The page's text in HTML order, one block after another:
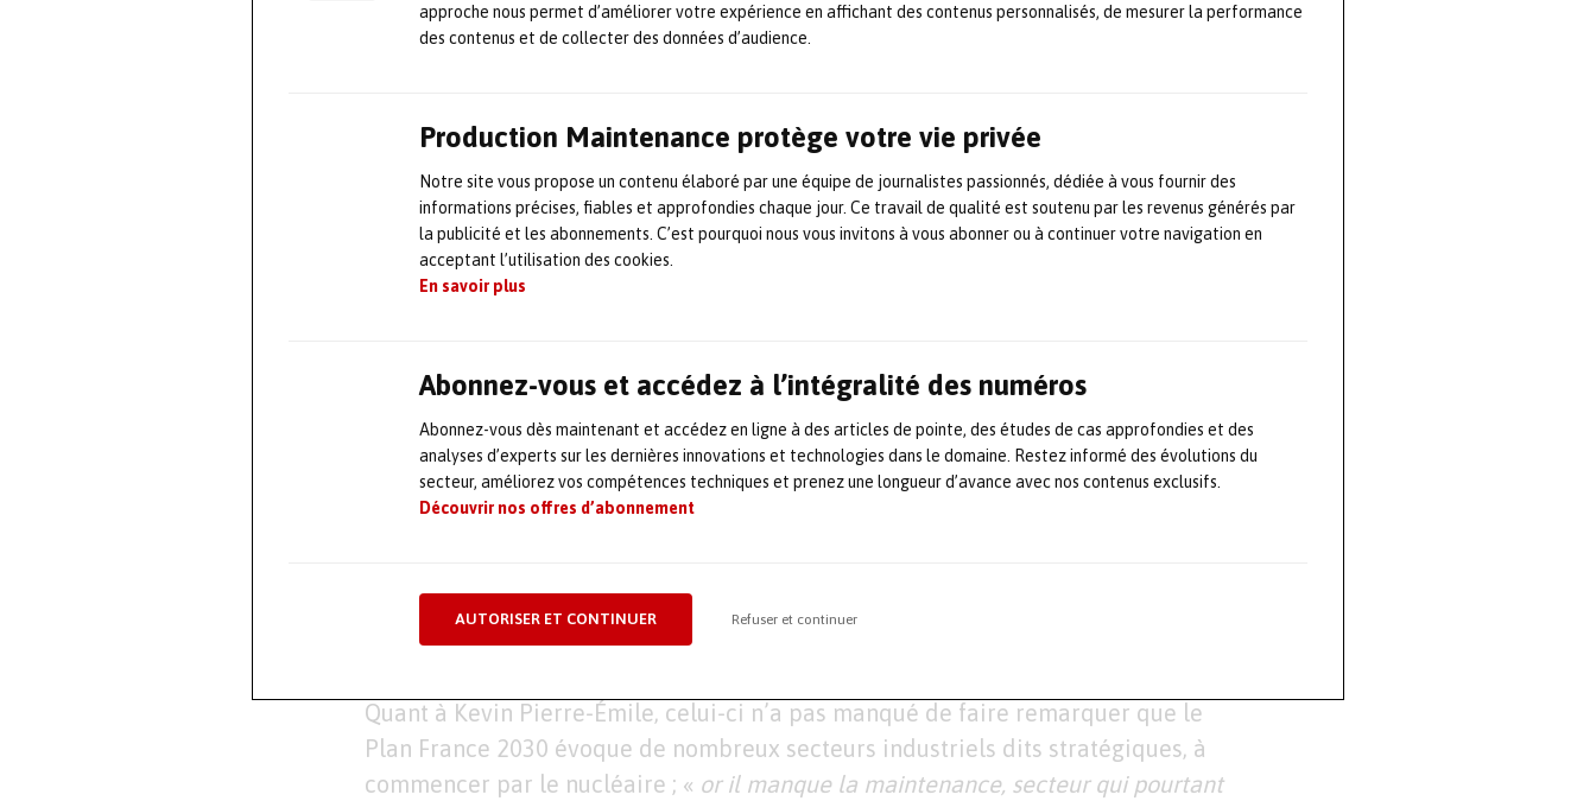
approche nous permet d’améliorer votre expérience en affichant des contenus personnalisés, de mesurer la performance
des contenus et de collecter des données d’audience.
Production Maintenance protège votre vie privée
Notre site vous propose un contenu élaboré par une équipe de journalistes passionnés, dédiée à vous fournir des
informations précises, fiables et approfondies chaque jour. Ce travail de qualité est soutenu par les revenus générés par
la publicité et les abonnements. C’est pourquoi nous vous invitons à vous abonner ou à continuer votre navigation en
acceptant l’utilisation des cookies.
En savoir plus
Abonnez-vous et accédez à l’intégralité des numéros
Abonnez-vous dès maintenant et accédez en ligne à des articles de pointe, des études de cas approfondies et des
analyses d’experts sur les dernières innovations et technologies dans le domaine. Restez informé des évolutions du
secteur, améliorez vos compétences techniques et prenez une longueur d’avance avec nos contenus exclusifs.
Découvrir nos offres d’abonnement
AUTORISER ET CONTINUER Refuser et continuer
consacré au réseautage.
Kevin Pierre-Émile (également président de Fives Maintenance), président de
l’organisation qui a vu le jour au printemps de cette année. Ceux-ci feront ainsi
l’objet d’axes stratégiques et de réflexion sous la forme de commission de
travail.
souveraineté économique
Tour à tour, plusieurs intervenants tels que Jean-Jacques Enrich (de Valouy
Conseil) et Joël Serres (Airbus) ont pris la parole afin de rappeler les actions à la
fois de l’Afimet du cluster. «La maintenance est confrontée à de nombreux défis
ou encore attirer les jeunes générations», a rappelé Joël Serres, également
membre d’Afim Occitanie.
Quant à Kevin Pierre-Émile, celui-ci n’a pas manqué de faire remarquer que le
Plan France 2030 évoque de nombreux secteurs industriels dits stratégiques, à
commencer par le nucléaire ; « or il manque la maintenance, secteur qui pourtant